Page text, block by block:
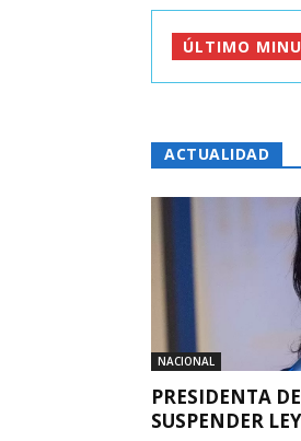
ÚLTIMO
ACTUALIDAD
NACIONAL
PRESIDENTA
SUSPENDER